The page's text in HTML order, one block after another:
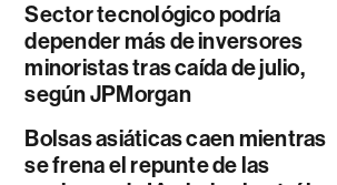
Sector tecnológico podría
depender más de inversores
minoristas tras caída de julio,
según JPMorgan
Bolsas asiáticas caen mientras
se frena el repunte de las